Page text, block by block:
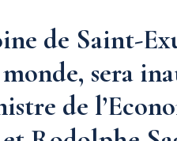
de Saint-
sera
de